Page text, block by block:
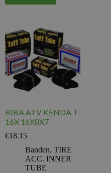
BIBA ATV KENDA T
16X 16X8X7
€18.15
Banden, TIRE
ACC. INNER
TUBE